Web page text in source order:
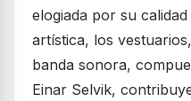
elogiada por su
artística, los
banda sonora,
Einar Selvik,